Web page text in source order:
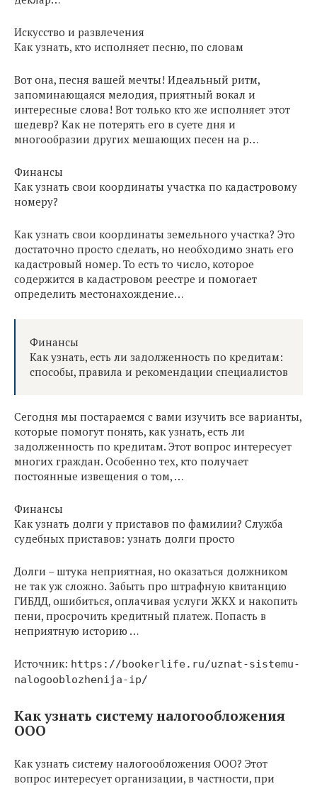
Искусство и развлечения
Как узнать, кто исполняет песню, по словам
Вот она, песня вашей мечты! Идеальный ритм,
запоминающаяся мелодия, приятный вокал и
интересные слова! Вот только кто же исполняет этот
шедевр? Как не потерять его в суете дня и
многообразии других мешающих песен на р…
Финансы
Как узнать свои координаты участка по кадастровому
номеру?
Как узнать свои координаты земельного участка? Это
достаточно просто сделать, но необходимо знать его
кадастровый номер. То есть то число, которое
содержится в кадастровом реестре и помогает
определить местонахождение…
Финансы
Как узнать, есть ли задолженность по кредитам:
способы, правила и рекомендации специалистов
Сегодня мы постараемся с вами изучить все варианты,
которые помогут понять, как узнать, есть ли
задолженность по кредитам. Этот вопрос интересует
многих граждан. Особенно тех, кто получает
постоянные извещения о том, …
Финансы
Как узнать долги у приставов по фамилии? Служба
судебных приставов: узнать долги просто
Долги – штука неприятная, но оказаться должником
не так уж сложно. Забыть про штрафную квитанцию
ГИБДД, ошибиться, оплачивая услуги ЖКХ и накопить
пени, просрочить кредитный платеж. Попасть в
неприятную историю …
Источник: https://bookerlife.ru/uznat-sistemu-
nalogooblozhenija-ip/
Как узнать систему налогообложения
ООО
Как узнать систему налогообложения ООО? Этот
вопрос интересует организации, в частности, при